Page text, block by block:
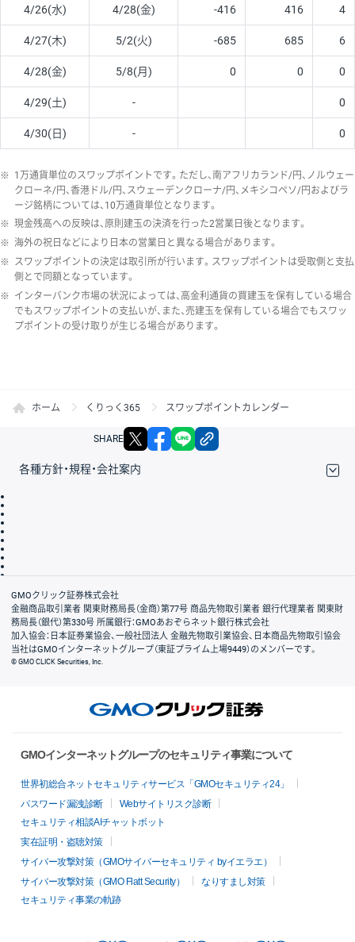
4/26(水) 4/28(金) -416 416 4
4/27(木) 5/2(火) -685 685 6
4/28(金) 5/8(月) 0 0 0
4/29(土) - 0
4/30(日) - 0
※ 1万通貨単位のスワップポイントです。ただし、南アフリカランド/円、ノルウェー
クローネ/円、香港ドル/円、スウェーデンクローナ/円、メキシコペソ/円およびラ
ージ銘柄については、10万通貨単位となります。
※ 現金残高への反映は、原則建玉の決済を行った2営業日後となります。
※ 海外の祝日などにより日本の営業日と異なる場合があります。
※ スワップポイントの決定は取引所が行います。スワップポイントは受取側と支払
側とで同額となっています。
※ インターバンク市場の状況によっては、高金利通貨の買建玉を保有している場合
でもスワップポイントの支払いが、また、売建玉を保有している場合でもスワッ
プポイントの受け取りが生じる場合があります。
ホーム くりっく365 スワップポイントカレンダー
SHARE X facebook
各種方針・規程・会社案内
会社案内
GMOクリック証券株式会社
金融商品取引業者 関東財務局長（金商）第77号 商品先物取引業者 銀行代理業者 関東財
務局長（銀代）第330号 所属銀行：GMOあおぞらネット銀行株式会社
加入協会：日本証券業協会、一般社団法人 金融先物取引業協会、日本商品先物取引協会
当社はGMOインターネットグループ（東証プライム上場9449）のメンバーです。
© GMO CLICK Securities, Inc.
GMOインターネットグループのセキュリティ事業について
世界初総合ネットセキュリティサービス「GMOセキュリティ24」
パスワード漏洩診断
Webサイトリスク診断
セキュリティ相談AIチャットボット
実在証明・盗聴対策
サイバー攻撃対策（GMOサイバーセキュリティ byイエラエ）
サイバー攻撃対策（GMO Flatt Security）
なりすまし対策
セキュリティ事業の軌跡